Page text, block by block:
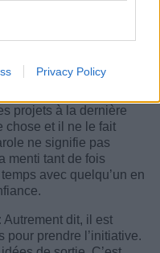
Privacy Policy
projets à la dernière
chose et il ne le fait
ne signifie pas
menti tant de fois
avec quelqu’un en
Autrement dit, il est
pour prendre l’initiative.